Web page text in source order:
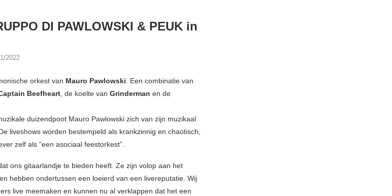
DI PAWLOWSKI & PEUK in
2022
orkest van Mauro Pawlowski. Een combinatie van
Beefheart, de koelte van Grinderman en de
duizendpoot Mauro Pawlowski zich van zijn muzikaal
liveshows worden bestempeld als krankzinnig en chaotisch,
zelf als “een asociaal feestorkest”.
ons gitaarlandje te bieden heeft. Ze zijn volop aan het
hebben ondertussen een loeierd van een livereputatie. Wij
live meemaken en kunnen nu al verklappen dat het een